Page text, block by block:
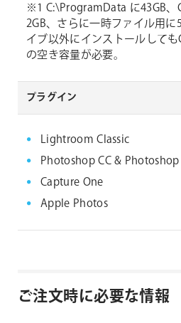
※1 C:\ProgramData に43GB、
2GB、さらに一時ファイル用に
イブ以外にインストールして
の空き容量が必要。
プラグイン
Lightroom Classic
Photoshop CC &
Capture One
Apple Photos
ご注文時に必要な情報